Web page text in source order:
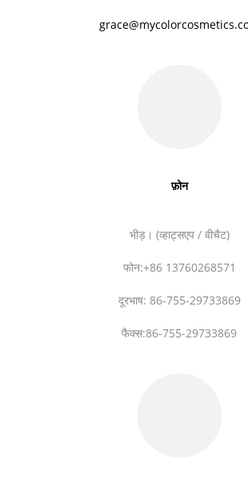
फ़ोन
भीड़। (व्हाट्सएप / वीचैट)
फोन:+86 13760268571
दूरभाष: 86-755-29733869
फैक्स:86-755-29733869